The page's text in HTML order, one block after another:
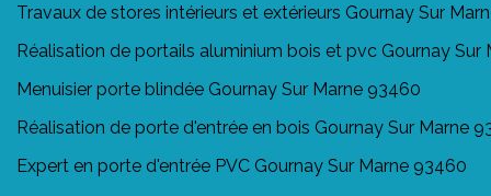
Travaux de stores intérieurs et extérieurs Gournay Sur
Réalisation de portails aluminium bois et pvc Gournay Sur
Menuisier porte blindée Gournay Sur Marne 93460
Réalisation de porte d'entrée en bois Gournay Sur Marne
Expert en porte d'entrée PVC Gournay Sur Marne 93460